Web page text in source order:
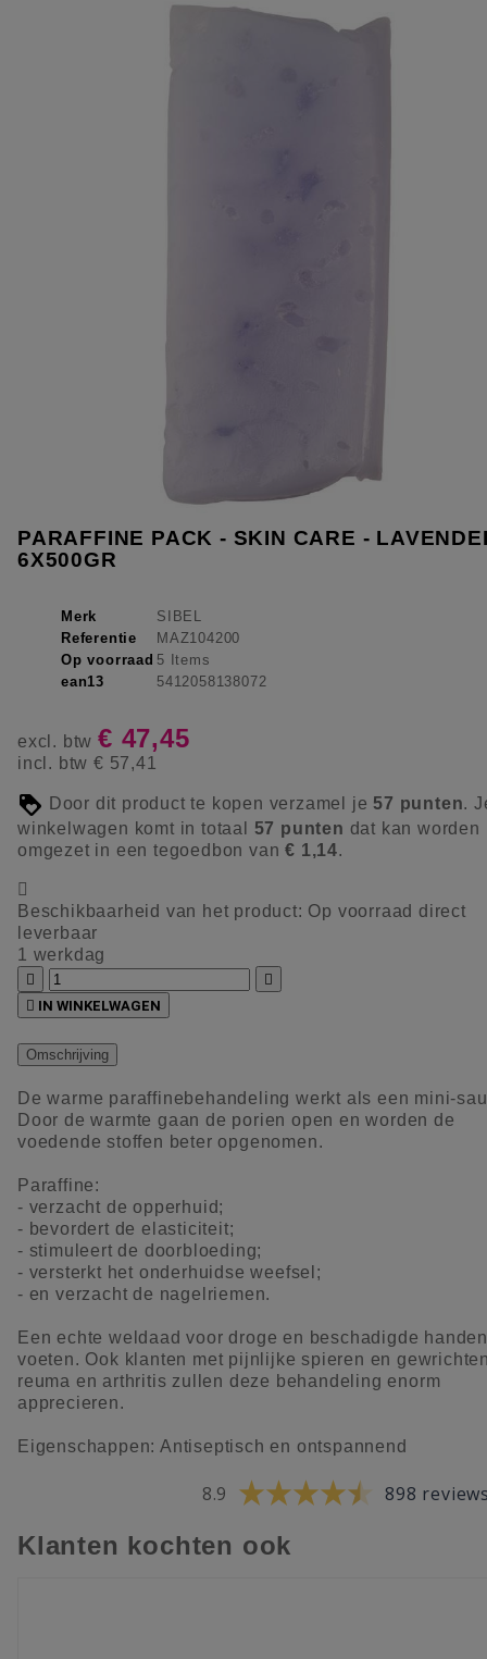
PARAFFINE PACK - SKIN CARE -
6X500GR
Merk
SIBEL
Referentie
MAZ104200
Op voorraad 5 Items
ean13
5412058138072
excl. btw € 47,45
incl. btw € 57,41
Door dit product te kopen verzamel je57 punten.
winkelwagen komt in totaal 57 punten dat kan worden
omgezet in een tegoedbon van€ 1,14.

Beschikbaarheid van het product: Op voorraad direct
leverbaar
1 werkdag


 IN WINKELWAGEN
Omschrijving
De warme paraffinebehandeling werkt als een mini-
Door de warmte gaan de porien open en worden de
voedende stoffen beter opgenomen.
Paraffine:
- verzacht de opperhuid;
- bevordert de elasticiteit;
- stimuleert de doorbloeding;
- versterkt het onderhuidse weefsel;
- en verzacht de nagelriemen.
Een echte weldaad voor droge en beschadigde
voeten. Ook klanten met pijnlijke spieren en
reuma en arthritis zullen deze behandeling enorm
apprecieren.
Eigenschappen: Antiseptisch en ontspannend
8.9 898
Klanten kochten ook